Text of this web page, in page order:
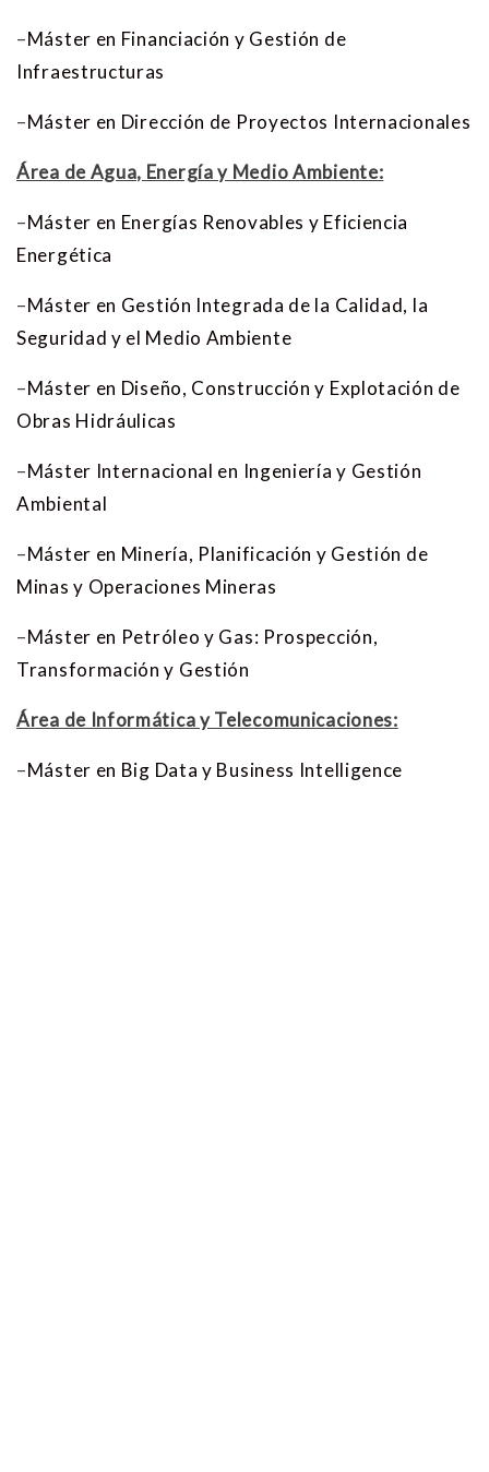
–Máster en Financiación y Gestión de
Infraestructuras
–Máster en Dirección de Proyectos Internacionales
Área de Agua, Energía y Medio Ambiente:
–Máster en Energías Renovables y Eficiencia
Energética
–Máster en Gestión Integrada de la Calidad, la
Seguridad y el Medio Ambiente
–Máster en Diseño, Construcción y Explotación de
Obras Hidráulicas
–Máster Internacional en Ingeniería y Gestión
Ambiental
–Máster en Minería, Planificación y Gestión de
Minas y Operaciones Mineras
–Máster en Petróleo y Gas: Prospección,
Transformación y Gestión
Área de Informática y Telecomunicaciones:
–Máster en Big Data y Business Intelligence